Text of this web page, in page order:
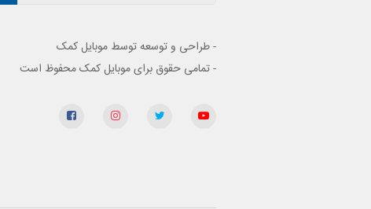
- طراحی و توسعه توسط موبایل کمک
- تمامی حقوق برای موبایل کمک محفوظ است